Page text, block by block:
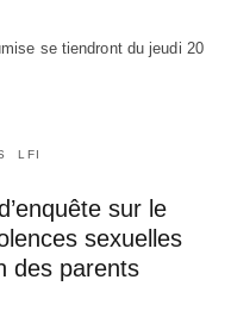
se tiendront du jeudi 20
LFI
sur le
sexuelles
des parents